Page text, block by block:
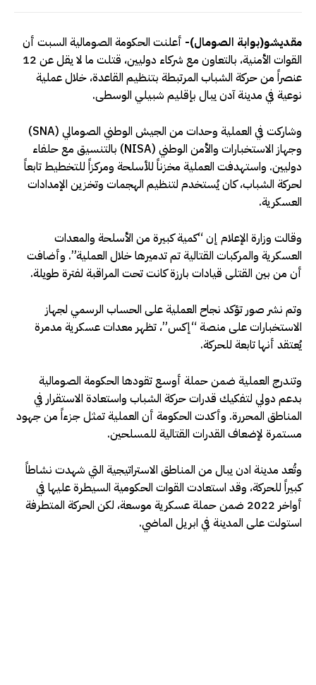
مقديشو(بوابة الصومال)- أعلنت الحكومة الصومالية السبت أن
القوات الأمنية، بالتعاون مع شركاء دوليين، قتلت ما لا يقل عن 12
عنصراً من حركة الشباب المرتبطة بتنظيم القاعدة، خلال عملية
نوعية في مدينة آدن يبال بإقليم شبيلي الوسطى.
وشاركت في العملية وحدات من الجيش الوطني الصومالي (SNA)
وجهاز الاستخبارات والأمن الوطني (NISA) بالتنسيق مع حلفاء
دوليين. واستهدفت العملية مخزناً للأسلحة ومركزاً للتخطيط تابعاً
لحركة الشباب، كان يُستخدم لتنظيم الهجمات وتخزين الإمدادات
العسكرية.
وقالت وزارة الإعلام إن “كمية كبيرة من الأسلحة والمعدات
العسكرية والمركبات القتالية تم تدميرها خلال العملية”. وأضافت
أن من بين القتلى قيادات بارزة كانت تحت المراقبة لفترة طويلة.
وتم نشر صور تؤكد نجاح العملية على الحساب الرسمي لجهاز
الاستخبارات على منصة “إكس”، تظهر معدات عسكرية مدمرة
يُعتقد أنها تابعة للحركة.
وتندرج العملية ضمن حملة أوسع تقودها الحكومة الصومالية
بدعم دولي لتفكيك قدرات حركة الشباب واستعادة الاستقرار في
المناطق المحررة. وأكدت الحكومة أن العملية تمثل جزءاً من جهود
مستمرة لإضعاف القدرات القتالية للمسلحين.
وتُعد مدينة ادن يبال من المناطق الاستراتيجية التي شهدت نشاطاً
كبيراً للحركة، وقد استعادت القوات الحكومية السيطرة عليها في
أواخر 2022 ضمن حملة عسكرية موسعة، لكن الحركة المتطرفة
استولت على المدينة في ابريل الماضي.